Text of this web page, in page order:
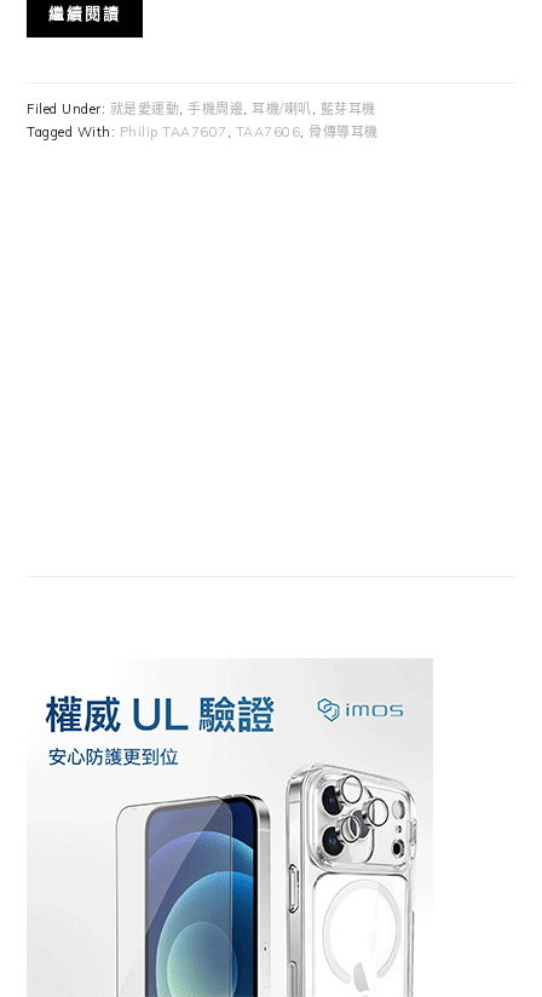
繼續閱讀
Filed Under: 就是愛運動,手機周邊,耳機/喇叭 , 藍芽耳機
Tagged With: Philip TAA7607 , TAA7606, 骨傳導耳機